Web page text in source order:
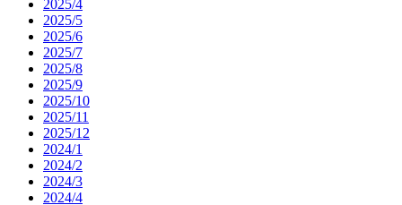
2025/4
2025/5
2025/6
2025/7
2025/8
2025/9
2025/10
2025/11
2025/12
2024/1
2024/2
2024/3
2024/4